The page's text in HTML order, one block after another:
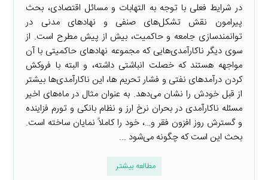
در شرایط فعلی با توجه به التهابات و مسائل اقتصادی، بحث
پیرامون نقش تشکل‌های صنفی و نهادهای مدنی در
توانمندسازی جامعه و حاکمیت، بیش از پیش مطرح است. از
سوی دیگر ناکارآمدی‌هایی که مجموعه نهادهای حاکمیتی با آن
مواجهه هستند که خصلت انباشتی داشته، و البته با فروکش
کردن درآمدهای نفتی و فشار تحریم ها، این ناکارآمدی‌ها بیشتر
از قبل خودش را نشان می‌دهد. به عنوان مثال در ماه‌های اخیر
مسئله ناکارآمدی در بحران نرخ ارز و نظام بانکی و تورم فزاینده
و گسترش روز افزون فقر و…، خود را کاملاً نمایان ساخته است.
بحث این است که چگونه می‌شود ...
مطالعه بیشتر